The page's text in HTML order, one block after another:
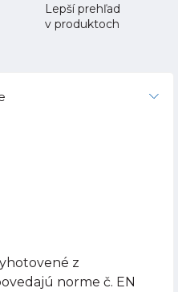
Lepší prehľad
v produktoch
z
norme č. EN